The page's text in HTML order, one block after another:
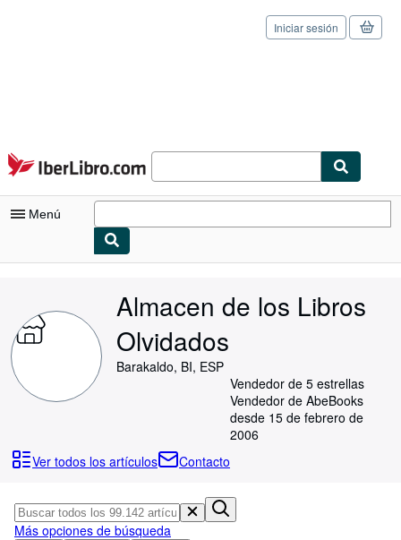
Pasar al contenido principal
IberLibro.com
Iniciar sesión
Menú
Consultar mis pedidos
Cerrar sesión
Búsqueda avanzada
Colecciones
Arte y coleccionismo
Comenzar a vender
Almacen de los Libros
Olvidados
Barakaldo, BI, ESP
Vendedor de 5 estrellas
Vendedor de AbeBooks
desde 15 de febrero de
2006
Ver todos los artículos
Contacto
Más opciones de búsqueda